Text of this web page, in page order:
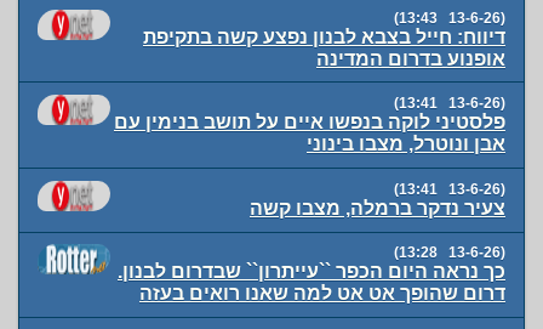
(13-6-26 13:43)
דיווח: חייל בצבא לבנון נפצע קשה בתקיפת
אופנוע בדרום המדינה
(13-6-26 13:41)
פלסטיני לוקה בנפשו איים על תושב בנימין עם
אבן ונוטרל, מצבו בינוני
(13-6-26 13:41)
צעיר נדקר ברמלה, מצבו קשה
(13-6-26 13:28)
כך נראה היום הכפר ``עייתרון`` שבדרום לבנון.
דרום שהופך אט אט למה שאנו רואים בעזה